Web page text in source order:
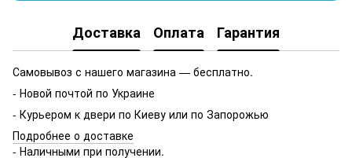
Доставка Оплата Гарантия
Самовывоз с нашего магазина — бесплатно.
- Новой почтой по Украине
- Курьером к двери по Киеву или по Запорожью
Подробнее о доставке
- Наличными при получении.